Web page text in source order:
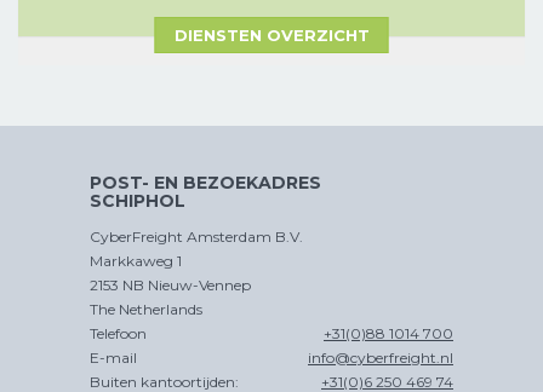
TRADE
PER SPOOR
DIENSTEN OVERZICHT
POST- EN BEZOEKADRES
SCHIPHOL
CyberFreight Amsterdam B.V.
Markkaweg 1
2153 NB Nieuw-Vennep
The Netherlands
Telefoon
+31(0)88 1014 700
E-mail
info@cyberfreight.nl
Buiten kantoortijden:
+31(0)6 250 469 74